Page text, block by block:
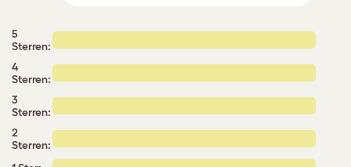
5
Sterren:
4
Sterren:
3
Sterren:
2
Sterren: